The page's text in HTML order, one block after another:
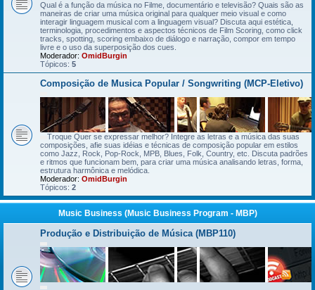
Qual é a função da música no Filme, documentário e televisão? Quais são as
maneiras de criar uma música original para qualquer meio visual e como
interagir linguagem musical com a linguagem visual? Discuta aqui estética,
terminologia, procedimentos e aspectos técnicos de Film Scoring, como click
tracks, spotting, scoring embaixo de diálogo e narração, compor em tempo
livre e o uso da superposição dos cues.
Moderador: OmidBurgin
Tópicos: 5
Composição de Musica Popular / Songwriting (MCP-Eletivo)
Troque Quer se expressar melhor? Integre as letras e a música das suas
composições, afie suas idéias e técnicas de composição popular em estilos
como Jazz, Rock, Pop-Rock, MPB, Blues, Folk, Country, etc. Discuta padrões
e ritmos que funcionam bem, para criar uma música analisando letras, forma,
estrutura harmônica e melódica.
Moderador: OmidBurgin
Tópicos: 2
Music Business (Music Business Program - MBP)
Produção e Distribuição de Música (MBP110)